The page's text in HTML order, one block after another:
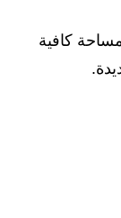
كافية